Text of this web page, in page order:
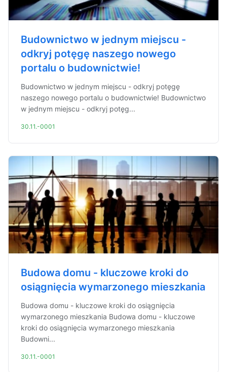
Budownictwo w jednym miejscu -
odkryj potęgę naszego nowego
portalu o budownictwie!
Budownictwo w jednym miejscu - odkryj potęgę
naszego nowego portalu o budownictwie! Budownictwo
w jednym miejscu - odkryj potęg...
30.11.-0001
Budowa domu - kluczowe kroki do
osiągnięcia wymarzonego mieszkania
Budowa domu - kluczowe kroki do osiągnięcia
wymarzonego mieszkania Budowa domu - kluczowe
kroki do osiągnięcia wymarzonego mieszkania
Budowni...
30.11.-0001